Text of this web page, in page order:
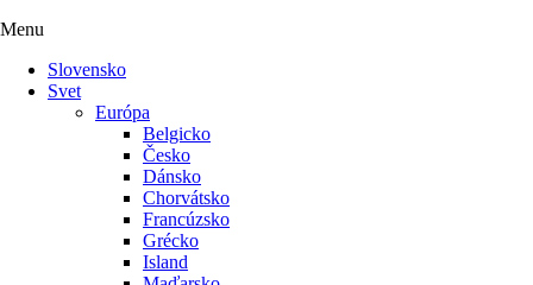
Menu
Slovensko
Svet
Európa
Belgicko
Česko
Dánsko
Chorvátsko
Francúzsko
Grécko
Island